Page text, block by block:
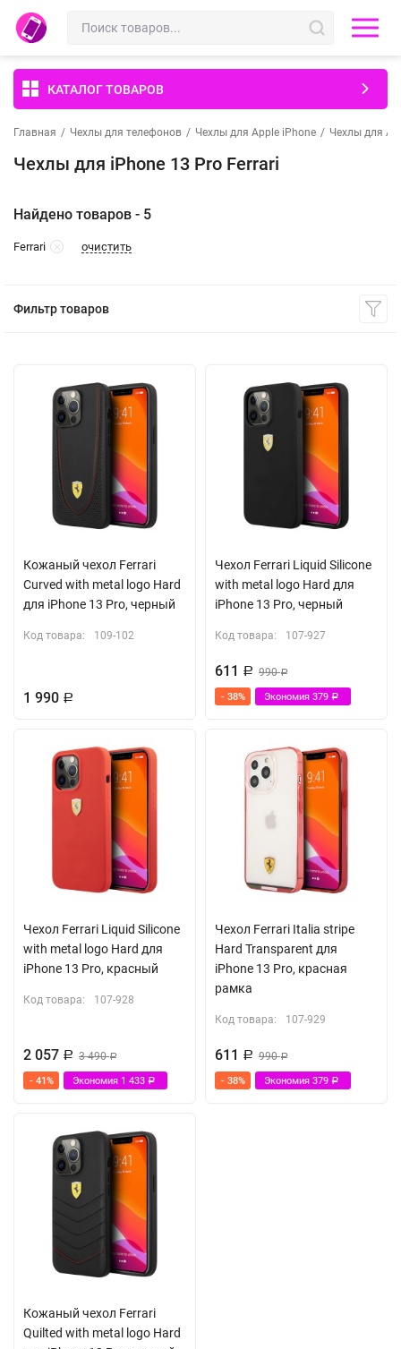
КАТАЛОГ ТОВАРОВ
Главная / Чехлы для телефонов / Чехлы для Apple iPhone / Чехлы для
Чехлы для iPhone 13 Pro Ferrari
Найдено товаров - 5
Ferrari очистить
Фильтр товаров
Кожаный чехол Ferrari
Curved with metal logo Hard
для iPhone 13 Pro, черный
Код товара: 109-102
1 990 Р
Чехол Ferrari Liquid Silicone
with metal logo Hard для
iPhone 13 Pro, черный
Код товара: 107-927
611 Р 990Р
- 38% Экономия 379 Р
Чехол Ferrari Liquid Silicone
with metal logo Hard для
iPhone 13 Pro, красный
Код товара: 107-928
2 057 Р 3 490Р
- 41% Экономия 1 433 Р
Чехол Ferrari Italia stripe
Hard Transparent для
iPhone 13 Pro, красная
рамка
Код товара: 107-929
611 Р 990Р
- 38% Экономия 379 Р
Кожаный чехол Ferrari
Quilted with metal logo Hard